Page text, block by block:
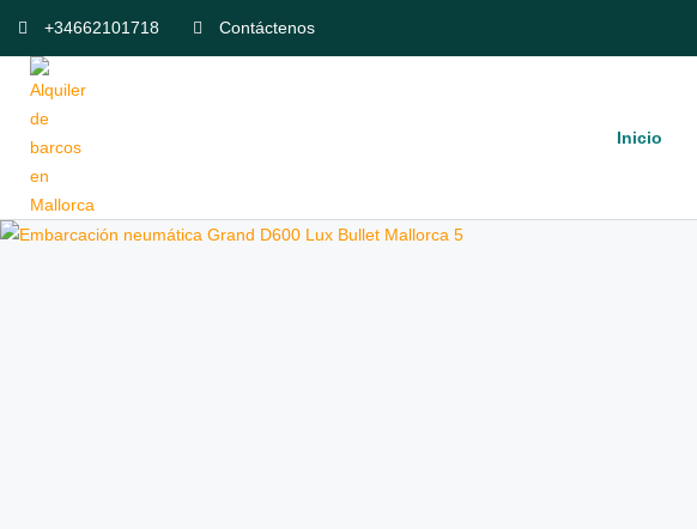
+34662101718 Contáctenos
Inicio